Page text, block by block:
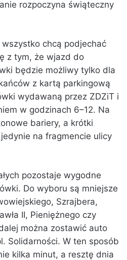
rozpoczyna świąteczny
chcą podjechać
z tym, że wjazd do
będzie możliwy tylko dla
z kartą parkingową
wydawaną przez ZDZiT i
w godzinach 6–12. Na
bariery, a krótki
na fragmencie ulicy
pozostaje wygodne
Do wyboru są mniejsze
Szrajbera,
II, Pieniężnego czy
można zostawić auto
Solidarności. W ten sposób
kilka minut, a resztę dnia